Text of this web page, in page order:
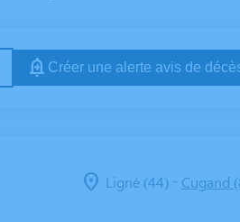
Créer une alerte avis de
Ligné (44)- Cugand